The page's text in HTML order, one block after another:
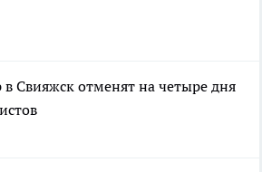
в Свияжск отменят на четыре дня